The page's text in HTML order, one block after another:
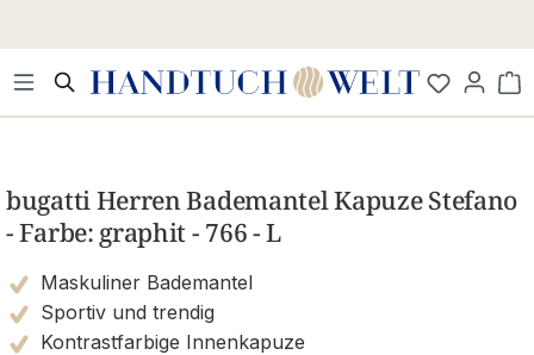
bugatti Herren Bademantel Kapuze Stefano
- Farbe: graphit - 766 - L
Maskuliner Bademantel
Sportiv und trendig
Kontrastfarbige Innenkapuze